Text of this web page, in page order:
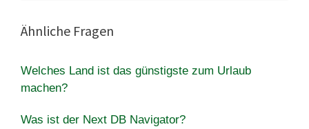
Ähnliche Fragen
Welches Land ist das günstigste zum Urlaub
machen?
Was ist der Next DB Navigator?